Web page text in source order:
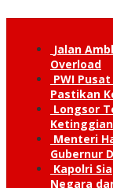
Jalan
Overload
PWI
Pastikan
Longsor
Menteri
Gubernur
Kapolri
Negara